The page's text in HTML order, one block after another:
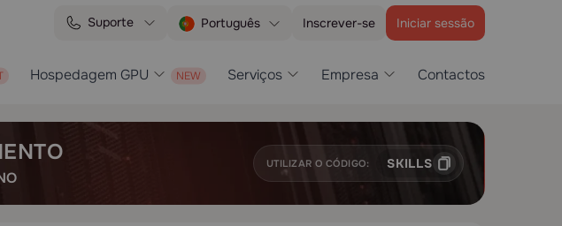
Suporte Português Inscrever-se Iniciar sessão
Hospedagem GPU Serviços Empresa Contactos
UTILIZAR O CÓDIGO: SKILLS